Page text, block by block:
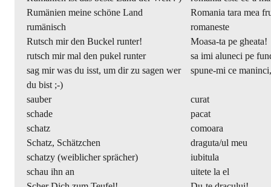
Rumänien meine schöne Land
Romania tara mea
rumänisch
romaneste
Rutsch mir den Buckel runter!
Moasa-ta pe gheata!
rutsch mir mal den pukel runter
sa imi aluneci pe
sag mir was du isst, um dir zu sagen wer
du bist ;-)
spune-mi ce
sauber
curat
schade
pacat
schatz
comoara
Schatz, Schätzchen
draguta/ul meu
schatzy (weiblicher sprächer)
iubitula
schau ihn an
uitete la el